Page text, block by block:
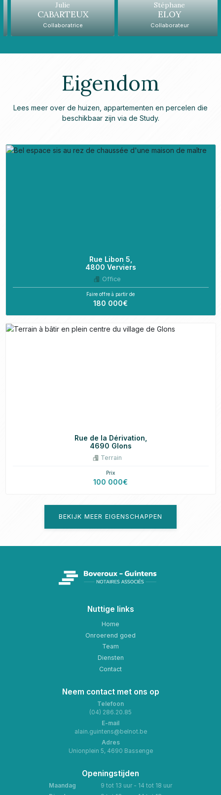
Julie
CABARTEUX
Collaboratrice
Stéphane
ELOY
Collaborateur
Eigendom
Lees meer over de huizen, appartementen en percelen die
beschikbaar zijn via de Study.
Rue Libon 5,
4800 Verviers
Office
Faire offre à partir de
180 000€
Rue de la Dérivation,
4690 Glons
Terrain
Prix
100 000€
BEKIJK MEER EIGENSCHAPPEN
Nuttige links
Home
Onroerend goed
Team
Diensten
Contact
Neem contact met ons op
Telefoon
(04) 286.20.85
E-mail
alain.guintens@belnot.be
Adres
Unionplein 5, 4690 Bassenge
Openingstijden
Maandag
9 tot 13 uur - 14 tot 18 uur